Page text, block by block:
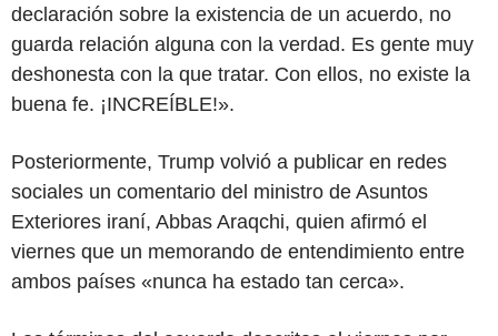
declaración sobre la existencia de un acuerdo, no
guarda relación alguna con la verdad. Es gente muy
deshonesta con la que tratar. Con ellos, no existe la
buena fe. ¡INCREÍBLE!».
Posteriormente, Trump volvió a publicar en redes
sociales un comentario del ministro de Asuntos
Exteriores iraní, Abbas Araqchi, quien afirmó el
viernes que un memorando de entendimiento entre
ambos países «nunca ha estado tan cerca».